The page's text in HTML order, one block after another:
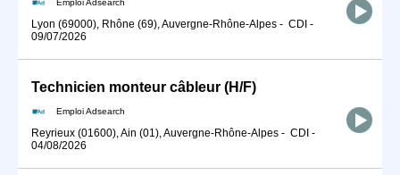
Lyon (69000), Rhône (69), Auvergne-Rhône-Alpes - CDI -
09/07/2026
Technicien monteur câbleur (H/F)
Emploi Adsearch
Reyrieux (01600), Ain (01), Auvergne-Rhône-Alpes - CDI -
04/08/2026